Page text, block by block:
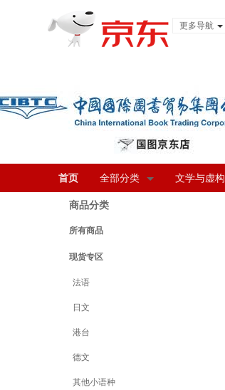
更多导航
首页 全部分类 文学与虚构
商品分类
所有商品
现货专区
法语
日文
港台
德文
其他小语种